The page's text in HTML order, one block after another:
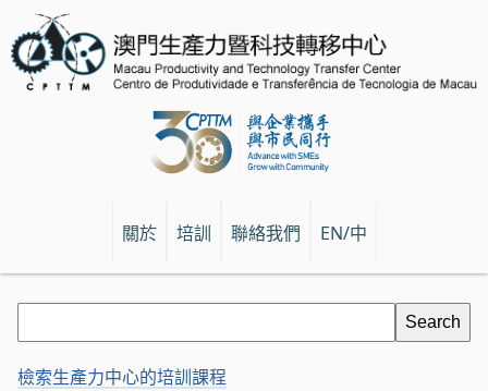
關於 培訓 聯絡我們 EN/中
檢索生產力中心的培訓課程